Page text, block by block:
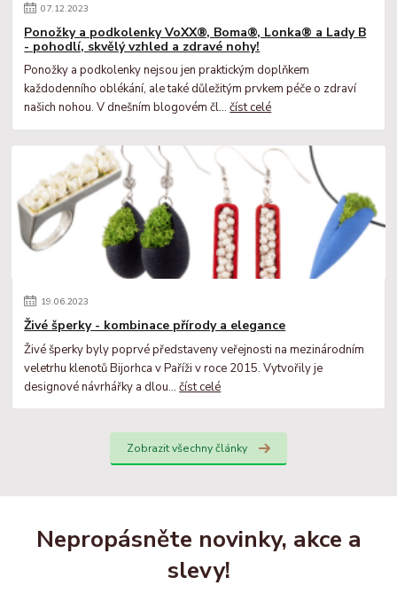
07.12.2023
Ponožky a podkolenky VoXX®, Boma®, Lonka® a Lady B
- pohodlí, skvělý vzhled a zdravé nohy!
Ponožky a podkolenky nejsou jen praktickým doplňkem
každodenního oblékání, ale také důležitým prvkem péče o zdraví
našich nohou. V dnešním blogovém čl...číst celé
19.06.2023
Živé šperky - kombinace přírody a elegance
Živé šperky byly poprvé představeny veřejnosti na mezinárodním
veletrhu klenotů Bijorhca v Paříži v roce 2015. Vytvořily je
designové návrhářky a dlou...číst celé
Zobrazit všechny články
Nepropásněte novinky, akce a
slevy!